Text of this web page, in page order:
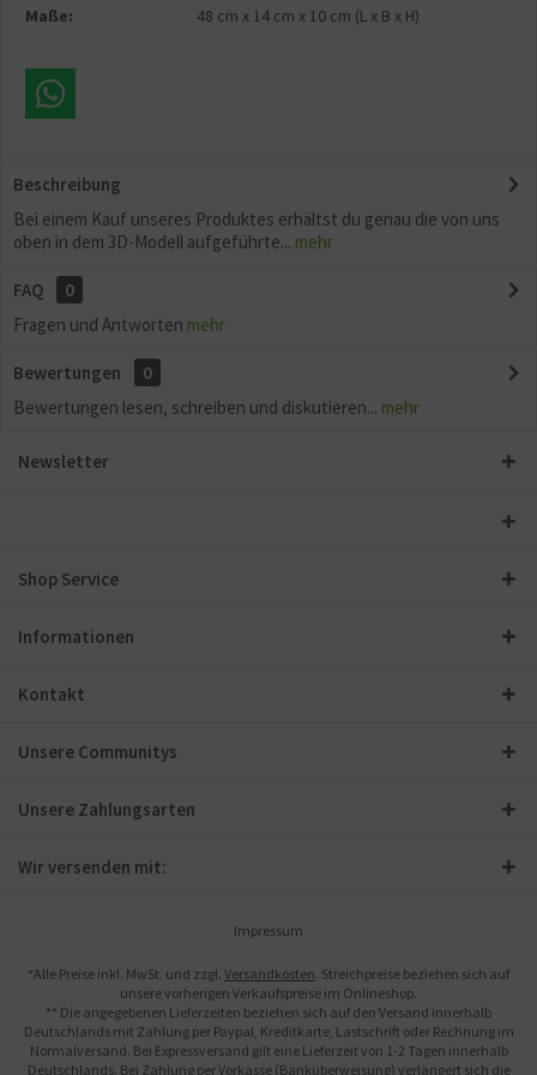
Maße:
48 cm x 14 cm x 10 cm (L x B x H)
Beschreibung
Bei einem Kauf unseres Produktes erhältst du genau die von uns
oben in dem 3D-Modell aufgeführte... mehr
FAQ
0
Fragen und Antworten mehr
Bewertungen
0
Bewertungen lesen, schreiben und diskutieren... mehr
Newsletter
Shop Service
Informationen
Kontakt
Unsere Communitys
Unsere Zahlungsarten
Wir versenden mit:
Impressum
*Alle Preise inkl. MwSt. und zzgl. Versandkosten. Streichpreise beziehen sich auf
unsere vorherigen Verkaufspreise im Onlineshop.
** Die angegebenen Lieferzeiten beziehen sich auf den Versand innerhalb
Deutschlands mit Zahlung per Paypal, Kreditkarte, Lastschrift oder Rechnung im
Normalversand. Bei Expressversand gilt eine Lieferzeit von 1-2 Tagen innerhalb
Deutschlands. Bei Zahlung per Vorkasse (Banküberweisung) verlängert sich die